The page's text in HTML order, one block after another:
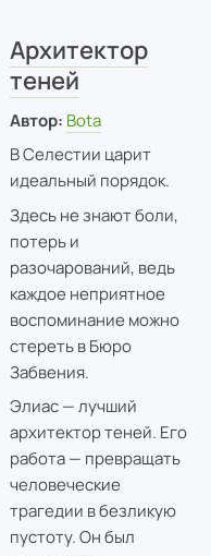
Архитектор
теней
Автор: Bota
В Селестии царит
идеальный порядок.
Здесь не знают боли,
потерь и
разочарований, ведь
каждое неприятное
воспоминание можно
стереть в Бюро
Забвения.
Элиас — лучший
архитектор теней. Его
работа — превращать
человеческие
трагедии в безликую
пустоту. Он был